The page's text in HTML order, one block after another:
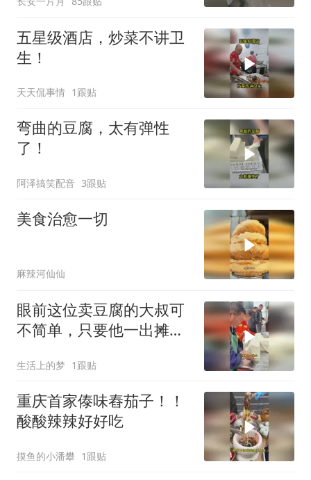
五星级酒店，炒菜不讲卫
生！
天天侃事情 1跟贴
弯曲的豆腐，太有弹性
了！
阿泽搞笑配音 3跟贴
美食治愈一切
麻辣河仙仙
眼前这位卖豆腐的大叔可
不简单，只要他一出摊，
生活上的梦 1跟贴
重庆首家傣味舂茄子！！
酸酸辣辣好好吃
摸鱼的小潘攀 1跟贴